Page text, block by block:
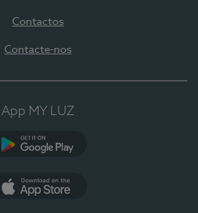
Contactos
Contacte-nos
App MY LUZ